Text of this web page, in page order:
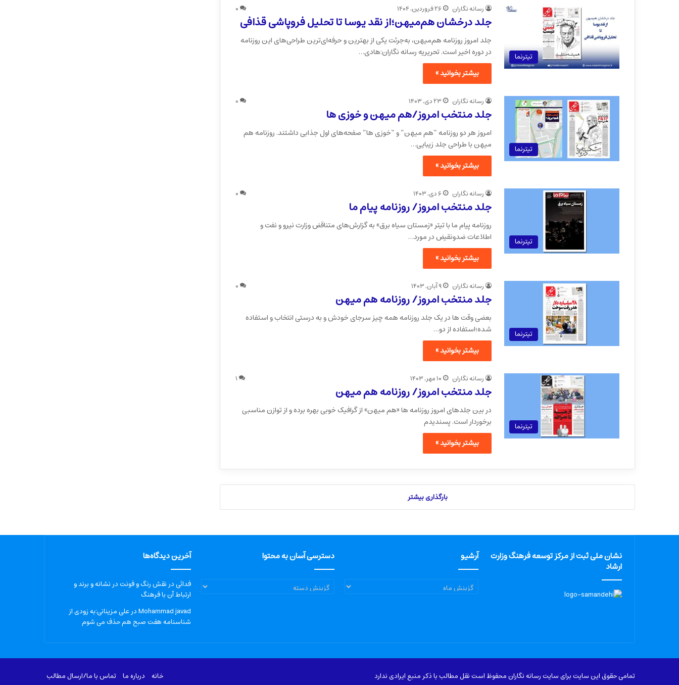
تیترنما
رسانه نگاران ۲۶ فروردین, ۱۴۰۴ ۰
جلد درخشان هم‌میهن؛از نقد یوسا تا تحلیل فروپاشی قذافی
جلد امروز روزنامه هم‌میهن، به‌جرئت یکی از بهترین و حرفه‌ای‌ترین طراحی‌های این روزنامه
در دوره اخیر است. تحریریه رسانه نگاران:هادی…
بیشتر بخوانید »
تیترنما
رسانه نگاران ۲۳ دی, ۱۴۰۳ ۰
جلد منتخب امروز/هم میهن و خوزی ها
امروز هر دو روزنامه “هم میهن” و “خوزی ها” صفحه‌های اول جذابی داشتند. روزنامه هم
میهن با طراحی جلد زیبایی…
بیشتر بخوانید »
تیترنما
رسانه نگاران ۶ دی, ۱۴۰۳ ۰
جلد منتخب امروز/ روزنامه پیام ما
روزنامه پیام ما با تیتر «زمستان سیاه برق» به گزارش‌های متناقض وزارت نیرو و نفت و
اطلاعات ضدونقیض در مورد…
بیشتر بخوانید »
تیترنما
رسانه نگاران ۹ آبان, ۱۴۰۳ ۰
جلد منتخب امروز/ روزنامه هم میهن
بعضی وقت ها در یک جلد روزنامه همه چیز سرجای خودش و به درستی انتخاب و استفاده
شده؛استفاده از دو…
بیشتر بخوانید »
تیترنما
رسانه نگاران ۱۰ مهر, ۱۴۰۳ ۱
جلد منتخب امروز/ روزنامه هم میهن
در بین جلدهای امروز روزنامه ها «هم میهن» از گرافیک خوبی بهره برده و از توازن مناسبی
برخوردار است. پسندیدم
بیشتر بخوانید »
بارگذاری بیشتر
نشان ملی ثبت از مرکز توسعه فرهنگ وزارت
ارشاد
آرشیو
آرشیو
دسترسی آسان به محتوا
دسترسی
آسان
آخرین دیدگاه‌ها
فدائیدرنقش رنگ و فونت در نشانه و برند و
ارتباط آن با فرهنگ
Mohammad javadدرعلی مزینانی:به زودی از
شناسنامه هفت صبح هم حذف می شوم
تمامی حقوق این سایت برای سایت رسانه نگاران محفوظ است نقل مطالب با ذکر منبع ایرادی ندارد خانه درباره‌ ما تماس با ما/ارسال مطالب